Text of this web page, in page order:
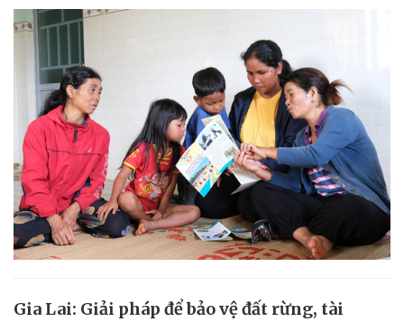
Gia Lai: Giải pháp để bảo vệ đất rừng, tài